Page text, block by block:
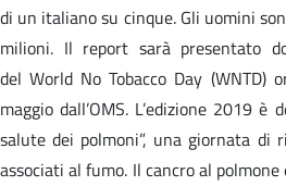
di un italiano su cinque. Gli uomini
milioni. Il report sarà presentato
del World No Tobacco Day (WNTD)
maggio dall’OMS. L’edizione 2019 è
salute dei polmoni”, una giornata di
associati al fumo. Il cancro al